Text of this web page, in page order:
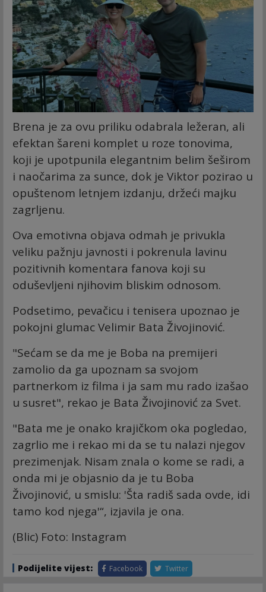
Brena je za ovu priliku odabrala ležeran, ali
efektan šareni komplet u roze tonovima,
koji je upotpunila elegantnim belim šeširom
i naočarima za sunce, dok je Viktor pozirao u
opuštenom letnjem izdanju, držeći majku
zagrljenu.
Ova emotivna objava odmah je privukla
veliku pažnju javnosti i pokrenula lavinu
pozitivnih komentara fanova koji su
oduševljeni njihovim bliskim odnosom.
Podsetimo, pevačicu i tenisera upoznao je
pokojni glumac Velimir Bata Živojinović.
"Sećam se da me je Boba na premijeri
zamolio da ga upoznam sa svojom
partnerkom iz filma i ja sam mu rado izašao
u susret", rekao je Bata Živojinović za Svet.
"Bata me je onako krajičkom oka pogledao,
zagrlio me i rekao mi da se tu nalazi njegov
prezimenjak. Nisam znala o kome se radi, a
onda mi je objasnio da je tu Boba
Živojinović, u smislu: 'Šta radiš sada ovde, idi
tamo kod njega'“, izjavila je ona.
(Blic) Foto: Instagram
Podijelite vijest: Facebook Twitter